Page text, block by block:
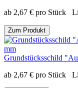
ab 2,67 € pro Stück
Zum Produkt
Grundstücksschild
ab 2,67 € pro Stück